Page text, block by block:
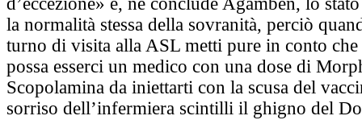
la normalità stessa della sovranità, perciò
turno di visita alla ASL metti pure in conto che
possa esserci un medico con una dose di
Scopolamina da iniettarti con la scusa del
sorriso dell’infermiera scintilli il ghigno del